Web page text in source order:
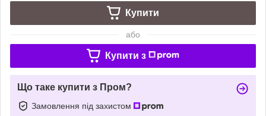
Купити
або
Купити з
Що таке купити з Пром?
Замовлення під захистом